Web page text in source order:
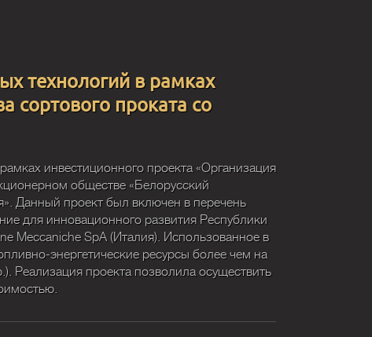
технологий в рамках
сортового проката со
инвестиционного проекта «Организация
обществе «Белорусский
Данный проект был включен в перечень
для инновационного развития Республики
Meccaniche SpA (Италия). Использованное в
энергетические ресурсы более чем на
Реализация проекта позволила осуществить